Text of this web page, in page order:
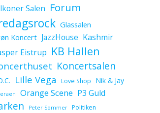
Salen Forum
Glassalen
Koncert JazzHouse Kashmir
Eistrup KB Hallen
Koncertsalen
Lille Vega Love Shop Nik & Jay
Orange Scene P3 Guld
Peter Sommer Politiken